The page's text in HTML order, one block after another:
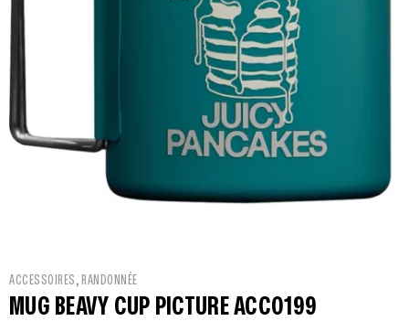
ACCESSOIRES ,RANDONNÉE
MUG BEAVY CUP PICTURE ACC0199